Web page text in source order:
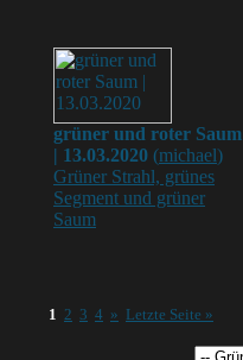
grüner und roter Saum
| 13.03.2020 (michael)
Grüner Strahl, grünes
Segment und grüner
Saum
1 2 3 4 » Letzte Seite »